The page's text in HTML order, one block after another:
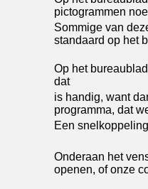
pictogrammen
Sommige van
standaard op het
Op het
dat
is handig, want
programma, dat
Een
Onderaan het
openen, of onze